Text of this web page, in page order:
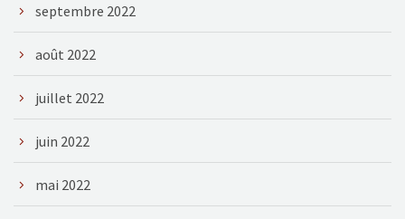
septembre 2022
août 2022
juillet 2022
juin 2022
mai 2022